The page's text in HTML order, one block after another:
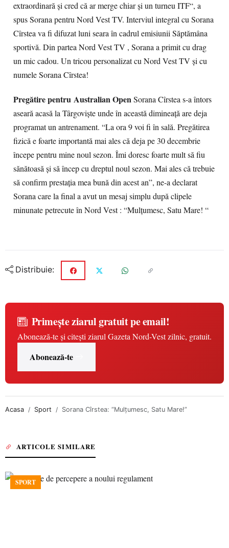
extraordinară şi cred că ar merge chiar şi un turneu ITF“, a
spus Sorana pentru Nord Vest TV. Interviul integral cu Sorana
Cîrstea va fi difuzat luni seara în cadrul emisiunii Săptămâna
sportivă. Din partea Nord Vest TV , Sorana a primit cu drag
un mic cadou. Un tricou personalizat cu Nord Vest TV şi cu
numele Sorana Cîrstea!
Pregătire pentru Australian OpenSorana Cîrstea s-a întors
aseară acasă la Târgovişte unde în această dimineaţă are deja
programat un antrenament. “La ora 9 voi fi în sală. Pregătirea
fizică e foarte importantă mai ales că deja pe 30 decembrie
începe pentru mine noul sezon. Îmi doresc foarte mult să fiu
sănătoasă şi să încep cu dreptul noul sezon. Mai ales că trebuie
să confirm prestaţia mea bună din acest an”, ne-a declarat
Sorana care la final a avut un mesaj simplu după clipele
minunate petrecute în Nord Vest : “Mulţumesc, Satu Mare! “
Distribuie:
Primește ziarul gratuit pe email!
Abonează-te și citești ziarul Gazeta Nord-Vest zilnic, gratuit.
Abonează-te
Acasa Sport Sorana Cîrstea: “Mulţumesc, Satu Mare!”
ARTICOLE SIMILARE
SPORT